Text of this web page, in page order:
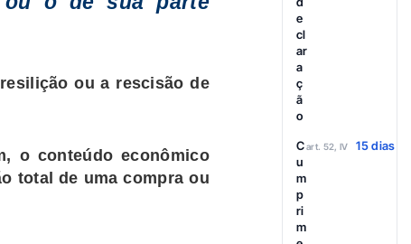
ou a rescisão de
o conteúdo econômico
total de uma compra ou
e
cl
ar
a
ç
ã
o
C
u
m
p
ri
m
art. 52, IV 15 dias